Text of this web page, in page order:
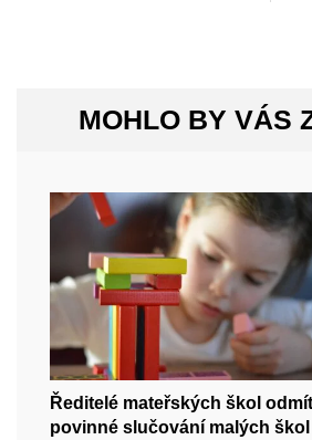
MOHLO BY VÁS
Ředitelé mateřských škol
povinné slučování malých škol